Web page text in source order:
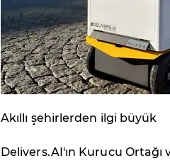
Akıllı şehirlerden ilgi büyük
Delivers.AI'ın Kurucu Ortağı